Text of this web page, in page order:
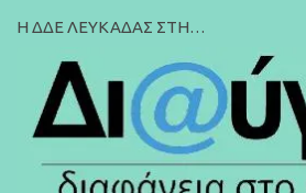
Η ΔΔΕ ΛΕΥΚΑΔΑΣ ΣΤΗ…